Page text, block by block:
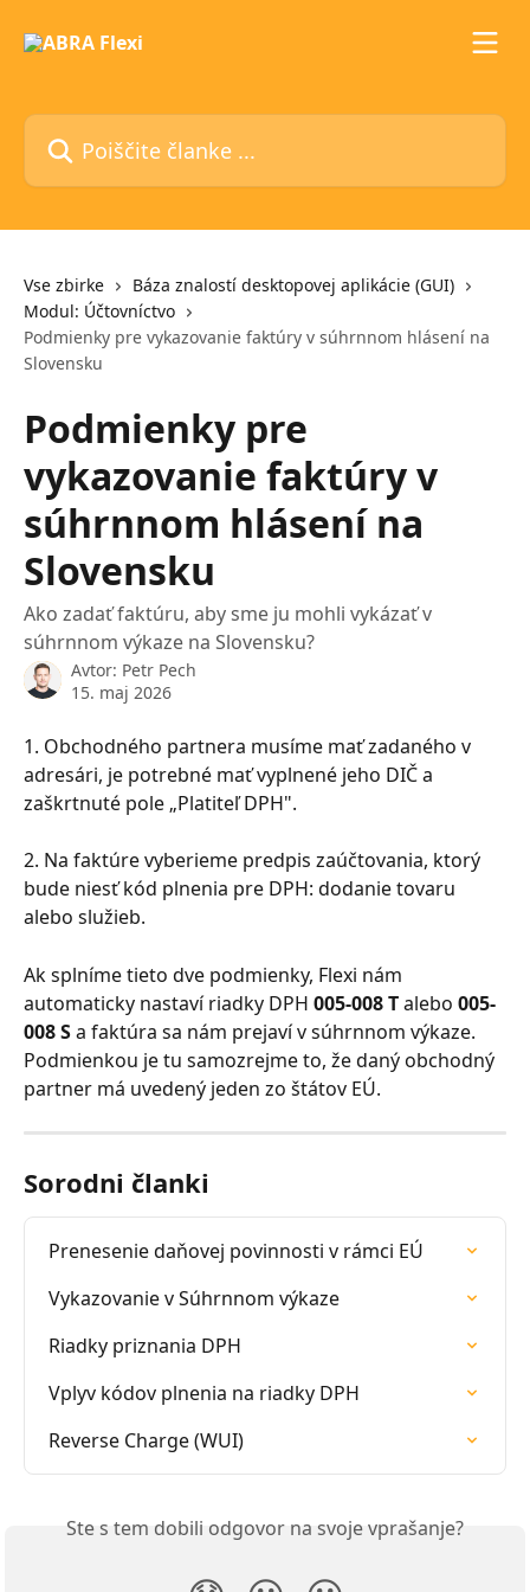
Poiščite članke ...
Vse zbirke
Báza znalostí desktopovej aplikácie (GUI)
Modul: Účtovníctvo
Podmienky pre vykazovanie faktúry v súhrnnom hlásení na
Slovensku
Podmienky pre
vykazovanie faktúry v
súhrnnom hlásení na
Slovensku
Ako zadať faktúru, aby sme ju mohli vykázať v
súhrnnom výkaze na Slovensku?
Avtor: Petr Pech
15. maj 2026
1. Obchodného partnera musíme mať zadaného v
adresári, je potrebné mať vyplnené jeho DIČ a
zaškrtnuté pole „Platiteľ DPH".
2. Na faktúre vyberieme predpis zaúčtovania, ktorý
bude niesť kód plnenia pre DPH: dodanie tovaru
alebo služieb.
Ak splníme tieto dve podmienky, Flexi nám
automaticky nastaví riadky DPH 005-008 T alebo 005-
008 S a faktúra sa nám prejaví v súhrnnom výkaze.
Podmienkou je tu samozrejme to, že daný obchodný
partner má uvedený jeden zo štátov EÚ.
Sorodni članki
Prenesenie daňovej povinnosti v rámci EÚ
Vykazovanie v Súhrnnom výkaze
Riadky priznania DPH
Vplyv kódov plnenia na riadky DPH
Reverse Charge (WUI)
Ste s tem dobili odgovor na svoje vprašanje?